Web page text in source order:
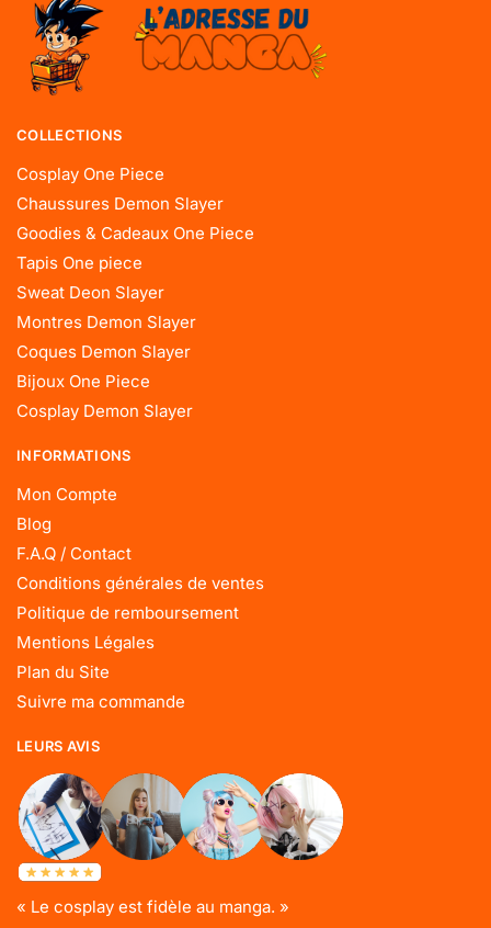
COLLECTIONS
Cosplay One Piece
Chaussures Demon Slayer
Goodies & Cadeaux One Piece
Tapis One piece
Sweat Deon Slayer
Montres Demon Slayer
Coques Demon Slayer
Bijoux One Piece
Cosplay Demon Slayer
INFORMATIONS
Mon Compte
Blog
F.A.Q / Contact
Conditions générales de ventes
Politique de remboursement
Mentions Légales
Plan du Site
Suivre ma commande
LEURS AVIS
« Le cosplay est fidèle au manga. »